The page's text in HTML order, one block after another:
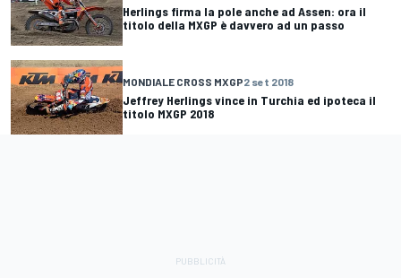
Herlings firma la pole anche ad Assen: ora il
titolo della MXGP è davvero ad un passo
MONDIALE CROSS MXGP2 set 2018
Jeffrey Herlings vince in Turchia ed ipoteca il
titolo MXGP 2018